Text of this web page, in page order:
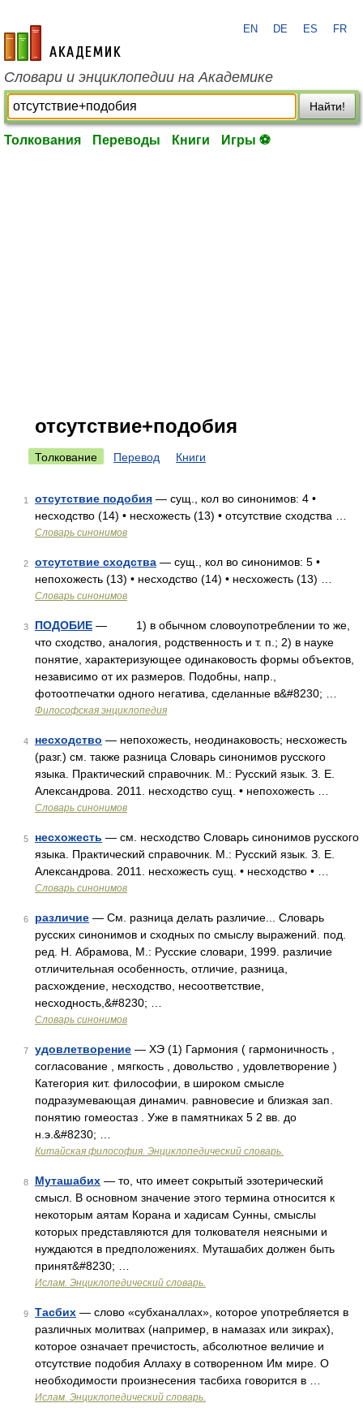
academic.ru
EN DE ES FR
Словари и энциклопедии на Академике
Найти!
Толкования Переводы Книги Игры ⚽
отсутствие+подобия
Толкование Перевод Книги
1 отсутствие подобия — сущ., кол во синонимов: 4 •
несходство (14) • несхожесть (13) • отсутствие сходства …
Словарь синонимов
2 отсутствие сходства — сущ., кол во синонимов: 5 •
непохожесть (13) • несходство (14) • несхожесть (13) …
Словарь синонимов
3 ПОДОБИЕ — 1) в обычном словоупотреблении то же,
что сходство, аналогия, родственность и т. п.; 2) в науке
понятие, характеризующее одинаковость формы объектов,
независимо от их размеров. Подобны, напр.,
фотоотпечатки одного негатива, сделанные в&#8230; …
Философская энциклопедия
4 несходство — непохожесть, неодинаковость; несхожесть
(разг.) см. также разница Словарь синонимов русского
языка. Практический справочник. М.: Русский язык. З. Е.
Александрова. 2011. несходство сущ. • непохожесть …
Словарь синонимов
5 несхожесть — см. несходство Словарь синонимов русского
языка. Практический справочник. М.: Русский язык. З. Е.
Александрова. 2011. несхожесть сущ. • несходство • …
Словарь синонимов
6 различие — См. разница делать различие... Словарь
русских синонимов и сходных по смыслу выражений. под.
ред. Н. Абрамова, М.: Русские словари, 1999. различие
отличительная особенность, отличие, разница,
расхождение, несходство, несоответствие,
несходность,&#8230; …
Словарь синонимов
7 удовлетворение — ХЭ (1) Гармония ( гармоничность ,
согласование , мягкость , довольство , удовлетворение )
Категория кит. философии, в широком смысле
подразумевающая динамич. равновесие и близкая зап.
понятию гомеостаз . Уже в памятниках 5 2 вв. до
н.э.&#8230; …
Китайская философия. Энциклопедический словарь.
8 Муташабих — то, что имеет сокрытый эзотерический
смысл. В основном значение этого термина относится к
некоторым аятам Корана и хадисам Сунны, смыслы
которых представляются для толкователя неясными и
нуждаются в предположениях. Муташабих должен быть
принят&#8230; …
Ислам. Энциклопедический словарь.
9 Тасбих — слово «субханаллах», которое употребляется в
различных молитвах (например, в намазах или зикрах),
которое означает пречистость, абсолютное величие и
отсутствие подобия Аллаху в сотворенном Им мире. О
необходимости произнесения тасбиха говорится в …
Ислам. Энциклопедический словарь.